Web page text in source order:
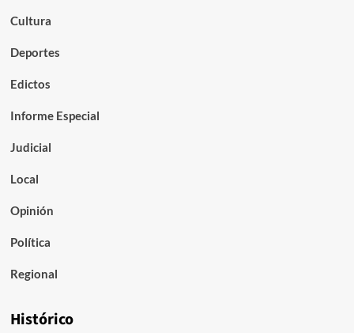
Cultura
Deportes
Edictos
Informe Especial
Judicial
Local
Opinión
Política
Regional
Histórico